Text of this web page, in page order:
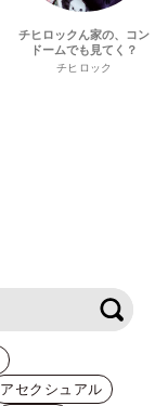
チヒロックん家の、コン
ドームでも見てく？
チヒロック
アセクシュアル